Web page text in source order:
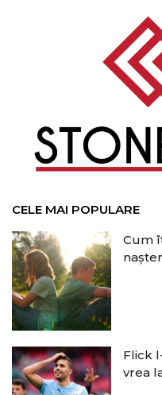
CELE MAI POPULARE
Cum
Flick
vrea